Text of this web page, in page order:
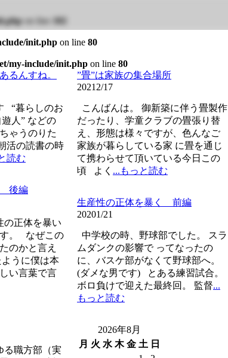
on line 102
init.php on line 80
my-include/init.php on line 80
るんすね。
“暮らしのお
遊人” などの
ゃうのりた
活の読書の時
読む
”畳”は家族の集合場所
2021 2/17
こんばんは。 御新築に伴う畳製作
だったり、学童クラブの畳張り替
え、形態は様々ですが、色んなご
家族が暮らしている家 に畳を通じ
て携わらせて頂いている今日この
頃 よく ...もっと読む
後編
の正体を暴い
。 なぜこの
のかと言え
うに僕は本
い言葉で言
生産性の正体を暴く 前編
20201/21
中学校の時、野球部でした。 スラ
ムダンクの影響で ってなったの
に、バスケ部がなくて野球部へ。
(ダメな男です) とある練習試合。
ボロ負けで迎えた最終回。 監督...
もっと読む
る職方部（実
2026年8月
月 火 水 木 金 土 日